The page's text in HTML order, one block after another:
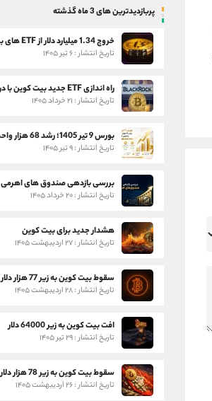
پربازدیدترین های 3 ماه گذشته
خروج 1.34 میلیارد دلار از ETF های بیت کوین در یک هفته
تاریخ انتشار : ۶ تیر ۱۴۰۵
راه اندازی ETF جدید بیت کوین با درآمد ماهانه
تاریخ انتشار : ۲۱ خرداد ۱۴۰۵
تاریخ انتشار : ۹ تیر ۱۴۰۵
بررسی بازدهی صندوق های اهرمی
تاریخ انتشار : ۲۰ خرداد ۱۴۰۵
هشدار جدید برای بیت کوین
تاریخ انتشار : ۲۷ اردیبهشت ۱۴۰۵
سقوط بیت کوین به زیر 77 هزار دلار
تاریخ انتشار : ۲۸ اردیبهشت ۱۴۰۵
افت بیت کوین به زیر 64000 دلار
تاریخ انتشار : ۲۹ تیر ۱۴۰۵
سقوط بیت کوین به زیر 78 هزار دلار
تاریخ انتشار : ۲۶ اردیبهشت ۱۴۰۵